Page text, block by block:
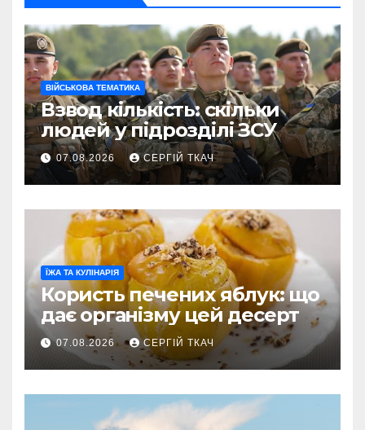
ВІЙСЬКОВА ТЕМАТИКА
Взвод кількість: скільки
людей у підрозділі ЗСУ
07.08.2026 СЕРГІЙ ТКАЧ
ЇЖА ТА КУЛІНАРІЯ
Користь печених яблук: що
дає організму цей десерт
07.08.2026 СЕРГІЙ ТКАЧ